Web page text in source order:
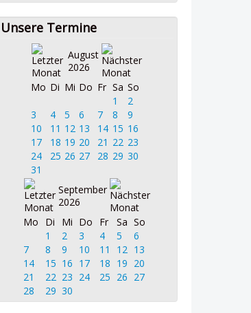
Unsere Termine
August
2026
Mo Di Mi Do Fr Sa So
1
2
3
4 5 6 7 8
9
10
11 12 13 14 15 16
17
18 19 20 21 22 23
24
25 26 27 28 29 30
31
September
2026
Mo
Di Mi Do Fr Sa So
1
2 3 4 5
6
7
8 9 10 11 12 13
14
15 16 17 18 19 20
21
22 23 24 25 26 27
28
29 30